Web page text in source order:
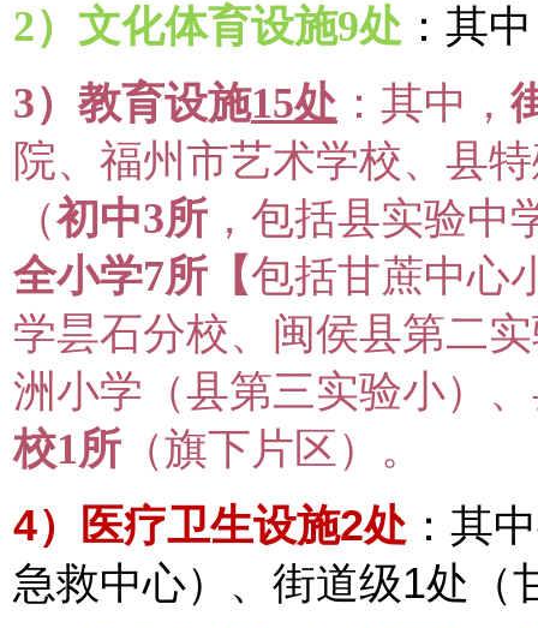
2）文化体育设施9处 ：其
3）教育设施15处 ：其中，
院、福州市艺术学校、县
（初中3所 ，包括县实验
全小学7所【包括甘蔗中心
学昙石分校、闽侯县第二
洲小学（县第三实验小）
校1所 （旗下片区）。
4）
医疗卫生设施2处 ：其
急救中心）、街道级1处（